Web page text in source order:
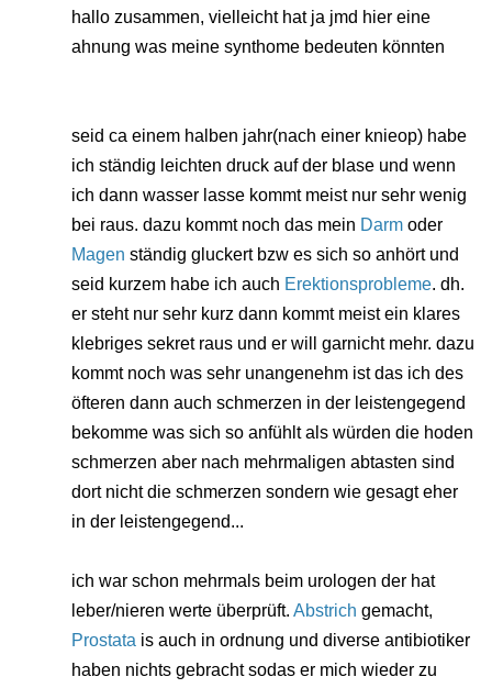
hallo zusammen, vielleicht hat ja jmd hier eine
ahnung was meine synthome bedeuten könnten
seid ca einem halben jahr(nach einer knieop) habe
ich ständig leichten druck auf der blase und wenn
ich dann wasser lasse kommt meist nur sehr wenig
bei raus. dazu kommt noch das mein Darm oder
Magen ständig gluckert bzw es sich so anhört und
seid kurzem habe ich auch Erektionsprobleme. dh.
er steht nur sehr kurz dann kommt meist ein klares
klebriges sekret raus und er will garnicht mehr. dazu
kommt noch was sehr unangenehm ist das ich des
öfteren dann auch schmerzen in der leistengegend
bekomme was sich so anfühlt als würden die hoden
schmerzen aber nach mehrmaligen abtasten sind
dort nicht die schmerzen sondern wie gesagt eher
in der leistengegend...
ich war schon mehrmals beim urologen der hat
leber/nieren werte überprüft. Abstrich gemacht,
Prostata is auch in ordnung und diverse antibiotiker
haben nichts gebracht sodas er mich wieder zu